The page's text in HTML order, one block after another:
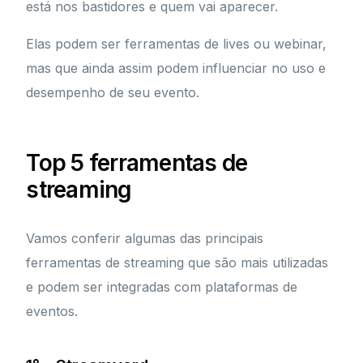
está nos bastidores e quem vai aparecer.
Elas podem ser ferramentas de lives ou webinar,
mas que ainda assim podem influenciar no uso e
desempenho de seu evento.
Top 5 ferramentas de
streaming
Vamos conferir algumas das principais
ferramentas de streaming que são mais utilizadas
e podem ser integradas com plataformas de
eventos.